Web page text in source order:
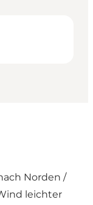
Norden /
leichter